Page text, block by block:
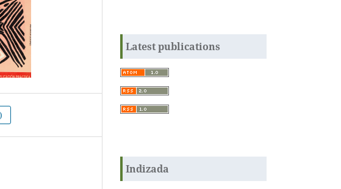
Latest publications
Indizada